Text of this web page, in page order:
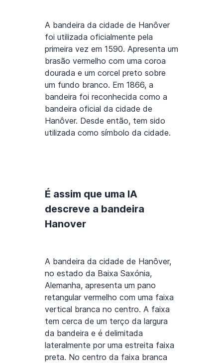
A bandeira da cidade de Hanôver
foi utilizada oficialmente pela
primeira vez em 1590. Apresenta um
brasão vermelho com uma coroa
dourada e um corcel preto sobre
um fundo branco. Em 1866, a
bandeira foi reconhecida como a
bandeira oficial da cidade de
Hanôver. Desde então, tem sido
utilizada como símbolo da cidade.
É assim que uma IA
descreve a bandeira
Hanover
A bandeira da cidade de Hanôver,
no estado da Baixa Saxónia,
Alemanha, apresenta um pano
retangular vermelho com uma faixa
vertical branca no centro. A faixa
tem cerca de um terço da largura
da bandeira e é delimitada
lateralmente por uma estreita faixa
preta. No centro da faixa branca